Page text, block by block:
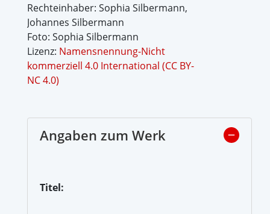
Rechteinhaber: Sophia Silbermann,
Johannes Silbermann
Foto: Sophia Silbermann
Lizenz: Namensnennung-Nicht
kommerziell 4.0 International (CC BY-
NC 4.0)
Angaben zum Werk
Titel: